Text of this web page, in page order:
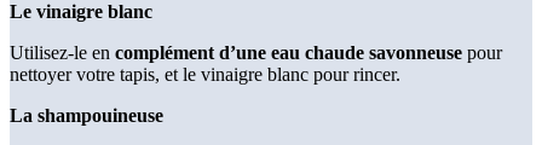
Le vinaigre blanc
Utilisez-le en complément d’une eau chaude savonneuse pour
nettoyer votre tapis, et le vinaigre blanc pour rincer.
La shampouineuse